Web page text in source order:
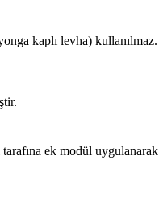
kaplı levha) kullanılmaz.
ek modül uygulanarak